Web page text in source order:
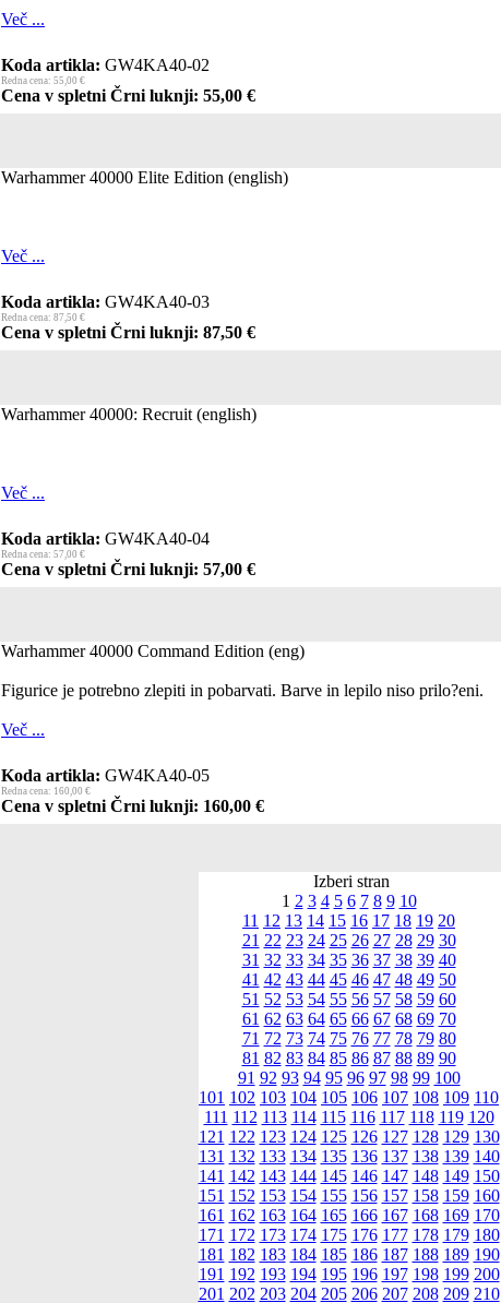
Več ...
Koda artikla: GW4KA40-02
Redna cena: 55,00 €
Cena v spletni Črni luknji: 55,00 €
Warhammer 40000 Elite Edition (english)
Več ...
Koda artikla: GW4KA40-03
Redna cena: 87,50 €
Cena v spletni Črni luknji: 87,50 €
Warhammer 40000: Recruit (english)
Več ...
Koda artikla: GW4KA40-04
Redna cena: 57,00 €
Cena v spletni Črni luknji: 57,00 €
Warhammer 40000 Command Edition (eng)
Figurice je potrebno zlepiti in pobarvati. Barve in lepilo niso prilo?eni.
Več ...
Koda artikla: GW4KA40-05
Redna cena: 160,00 €
Cena v spletni Črni luknji: 160,00 €
Izberi stran
1 2 3 4 5 6 7 8 9 10
11 12 13 14 15 16 17 18 19 20
21 22 23 24 25 26 27 28 29 30
31 32 33 34 35 36 37 38 39 40
41 42 43 44 45 46 47 48 49 50
51 52 53 54 55 56 57 58 59 60
61 62 63 64 65 66 67 68 69 70
71 72 73 74 75 76 77 78 79 80
81 82 83 84 85 86 87 88 89 90
91 92 93 94 95 96 97 98 99 100
101 102 103 104 105 106 107 108 109 110
111 112 113 114 115 116 117 118 119 120
121 122 123 124 125 126 127 128 129 130
131 132 133 134 135 136 137 138 139 140
141 142 143 144 145 146 147 148 149 150
151 152 153 154 155 156 157 158 159 160
161 162 163 164 165 166 167 168 169 170
171 172 173 174 175 176 177 178 179 180
181 182 183 184 185 186 187 188 189 190
191 192 193 194 195 196 197 198 199 200
201 202 203 204 205 206 207 208 209 210